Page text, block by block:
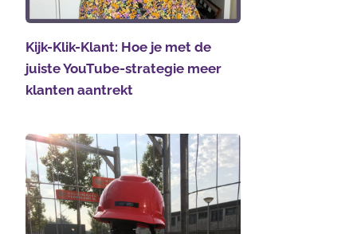
Kijk-Klik-Klant: Hoe je met de
juiste YouTube-strategie meer
klanten aantrekt